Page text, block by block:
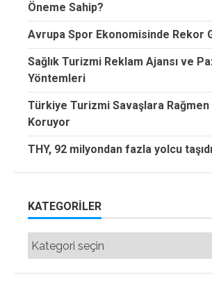
Öneme Sahip?
Avrupa Spor Ekonomisinde Rekor
Sağlık Turizmi Reklam Ajansı ve
Yöntemleri
Türkiye Turizmi Savaşlara Rağmen
Koruyor
THY, 92 milyondan fazla yolcu taşıdı
KATEGORILER
Kategoriler